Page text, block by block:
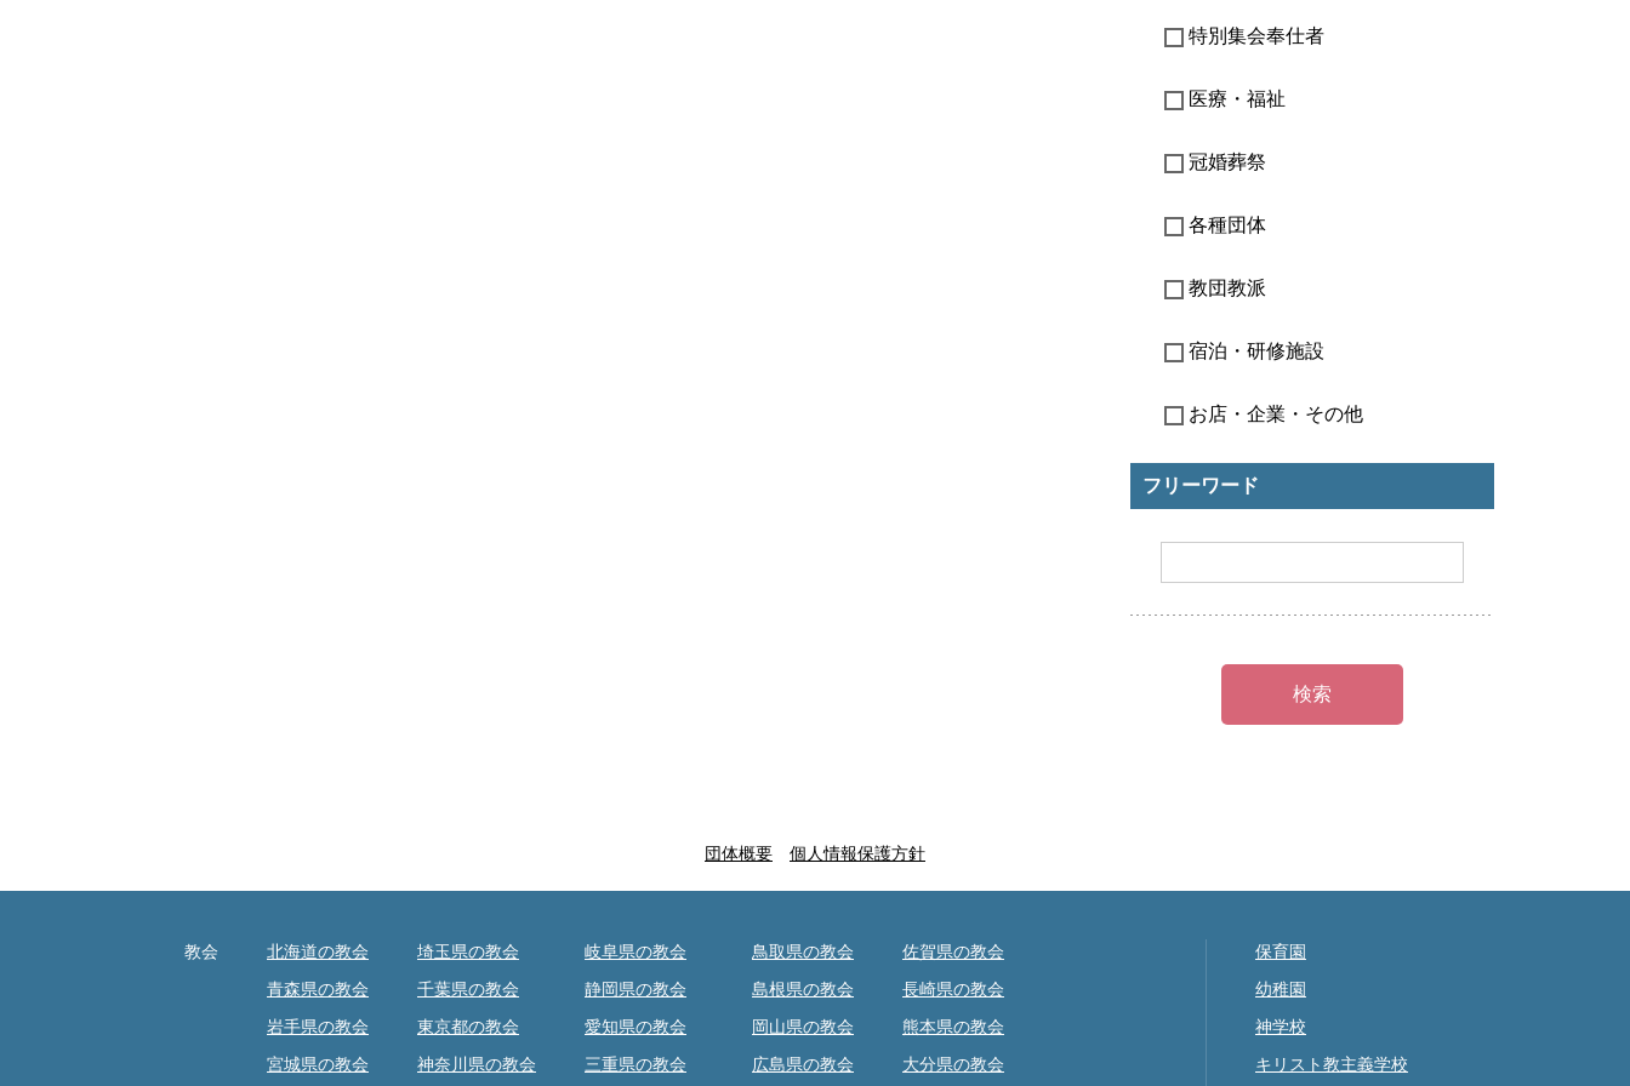
特別集会奉仕者
医療・福祉
冠婚葬祭
各種団体
教団教派
宿泊・研修施設
お店・企業・その他
フリーワード
団体概要 個人情報保護方針
教会 北海道の教会
青森県の教会
岩手県の教会
宮城県の教会
埼玉県の教会
千葉県の教会
東京都の教会
神奈川県の教会
岐阜県の教会
静岡県の教会
愛知県の教会
三重県の教会
鳥取県の教会
島根県の教会
岡山県の教会
広島県の教会
佐賀県の教会
長崎県の教会
熊本県の教会
大分県の教会
保育園
幼稚園
神学校
キリスト教主義学校